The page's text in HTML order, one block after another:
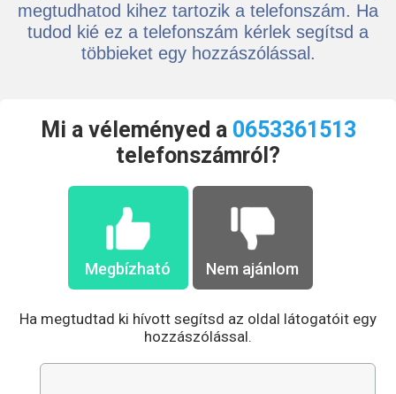
megtudhatod kihez tartozik a telefonszám. Ha
tudod kié ez a telefonszám kérlek segítsd a
többieket egy hozzászólással.
Mi a véleményed a 0653361513
telefonszámról?
Megbízható Nem ajánlom
Ha megtudtad ki hívott segítsd az oldal látogatóit egy
hozzászólással.